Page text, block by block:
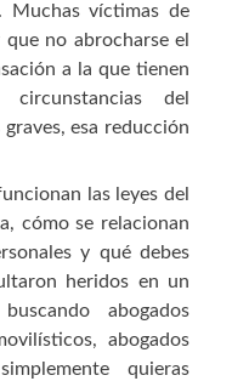
Muchas víctimas de
no abrocharse el
a la que tienen
del
esa reducción
las leyes del
cómo se relacionan
y qué debes
heridos en un
abogados
abogados
quieras